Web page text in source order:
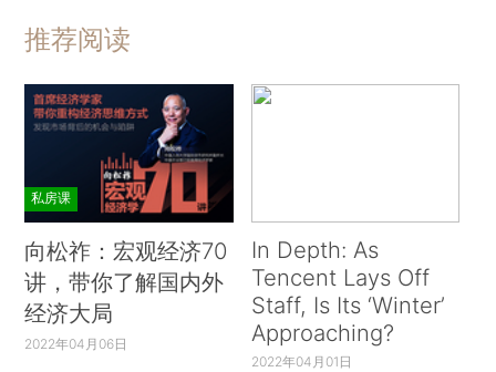
推荐阅读
私房课
向松祚：宏观经济70
讲，带你了解国内外
经济大局
2022年04月06日
In Depth: As
Tencent Lays Off
Staff, Is Its ‘Winter’
Approaching?
2022年04月01日